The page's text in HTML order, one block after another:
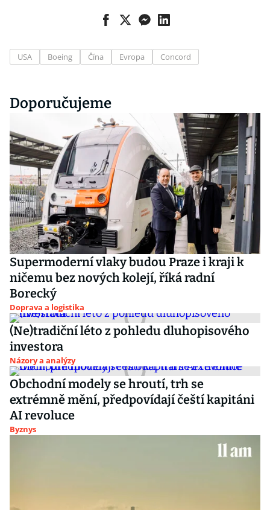
USA Boeing Čína Evropa Concord
Doporučujeme
Supermoderní vlaky budou Praze i kraji k
ničemu bez nových kolejí, říká radní
Borecký
Doprava a logistika
(Ne)tradiční léto z pohledu dluhopisového
investora
Názory a analýzy
Obchodní modely se hroutí, trh se
extrémně mění, předpovídají čeští kapitáni
AI revoluce
Byznys